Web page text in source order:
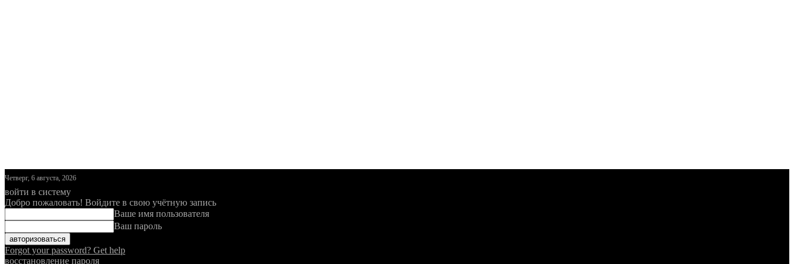
Четверг, 6 августа, 2026
войти в систему
Добро пожаловать! Войдите в свою учётную запись
Ваше имя пользователя
Ваш пароль
Forgot your password? Get help
восстановление пароля